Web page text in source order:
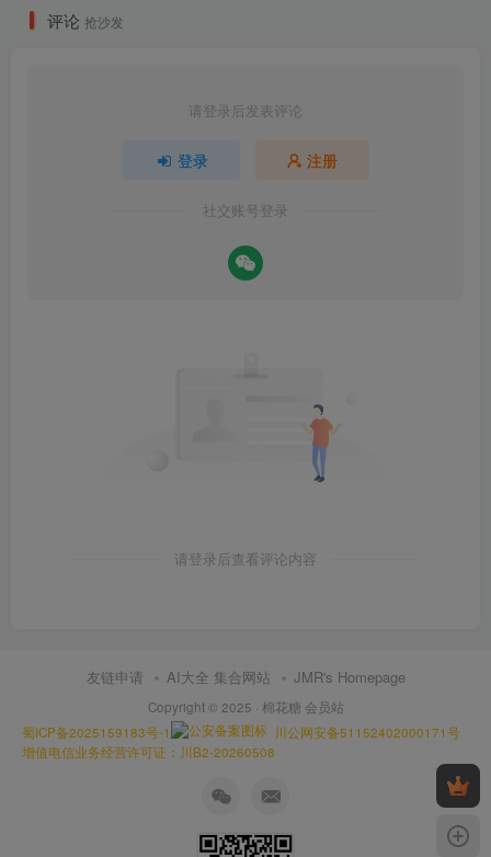
评论 抢沙发
请登录后发表评论
登录 注册
社交账号登录
请登录后查看评论内容
友链申请 AI大全 集合网站 JMR's Homepage
Copyright © 2025 · 棉花糖 会员站
蜀ICP备2025159183号-1
川公网安备51152402000171号
增值电信业务经营许可证：川B2-20260508